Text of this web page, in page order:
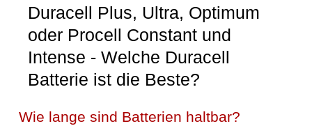
Duracell Plus, Ultra, Optimum
oder Procell Constant und
Intense - Welche Duracell
Batterie ist die Beste?
Wie lange sind Batterien haltbar?